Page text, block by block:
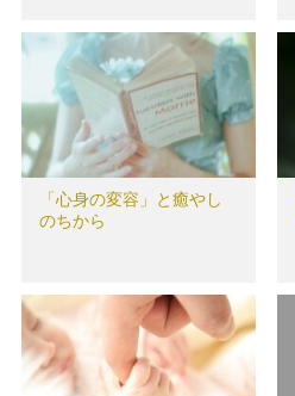
「心身の変容」と癒やし
のちから